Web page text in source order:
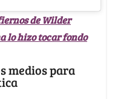
de Wilder
lo hizo tocar fondo
medios para